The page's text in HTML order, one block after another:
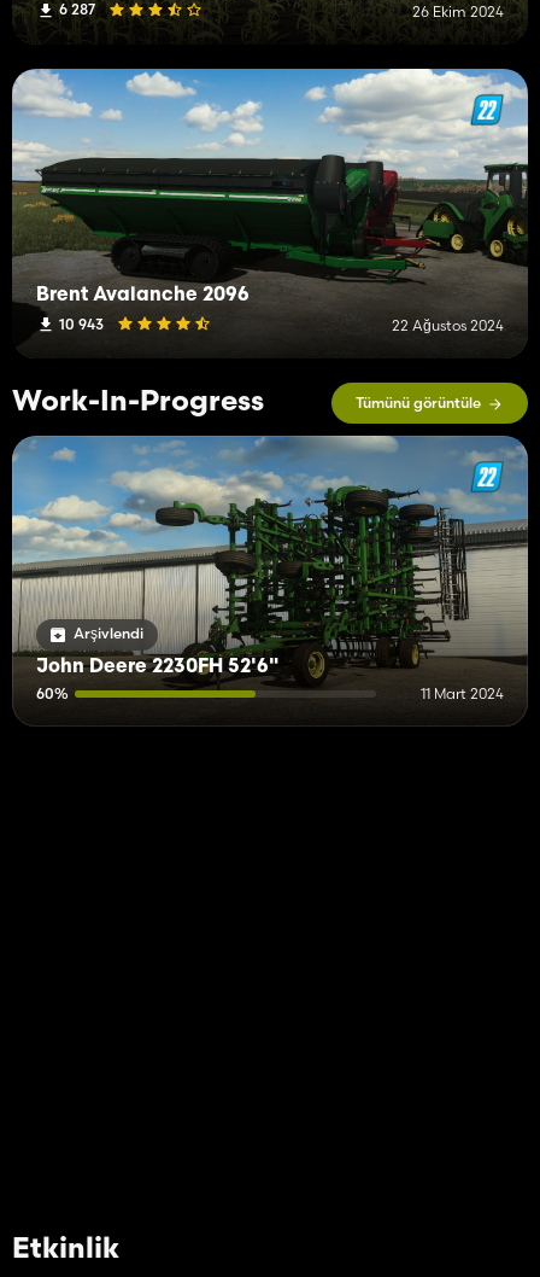
6 287 26 Ekim 2024
Brent Avalanche 2096
10 943 22 Ağustos 2024
Work-In-Progress Tümünü görüntüle
Arşivlendi
John Deere 2230FH 52'6"
60% 11 Mart 2024
Etkinlik